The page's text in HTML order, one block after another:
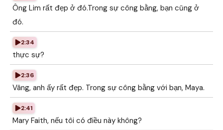
Ông Lim rất đẹp ở đó.Trong sự công bằng, bạn cũng ở
đó.
2:34
thực sự?
2:36
Vâng, anh ấy rất đẹp. Trong sự công bằng với bạn, Maya.
2:41
Mary Faith, nếu tôi có điều này không?